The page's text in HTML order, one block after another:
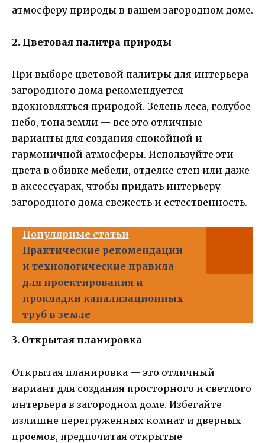
атмосферу природы в вашем загородном доме.
2. Цветовая палитра природы
При выборе цветовой палитры для интерьера
загородного дома рекомендуется
вдохновляться природой. Зелень леса, голубое
небо, тона земли — все это отличные
варианты для создания спокойной и
гармоничной атмосферы. Используйте эти
цвета в обивке мебели, отделке стен или даже
в аксессуарах, чтобы придать интерьеру
загородного дома свежесть и естественность.
Популярные статьи
Практические рекомендации
и технологические правила
для проектирования и
прокладки канализационных
труб в земле
3. Открытая планировка
Открытая планировка — это отличный
вариант для создания просторного и светлого
интерьера в загородном доме. Избегайте
излишне перегруженных комнат и дверных
проемов, предпочитая открытые